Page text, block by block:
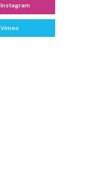
Instagram
Vimeo